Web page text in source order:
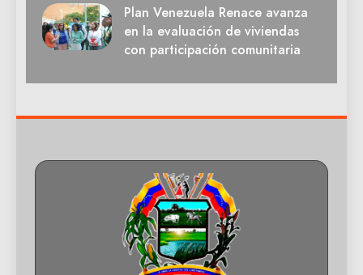
Plan Venezuela Renace avanza
en la evaluación de viviendas
con participación comunitaria